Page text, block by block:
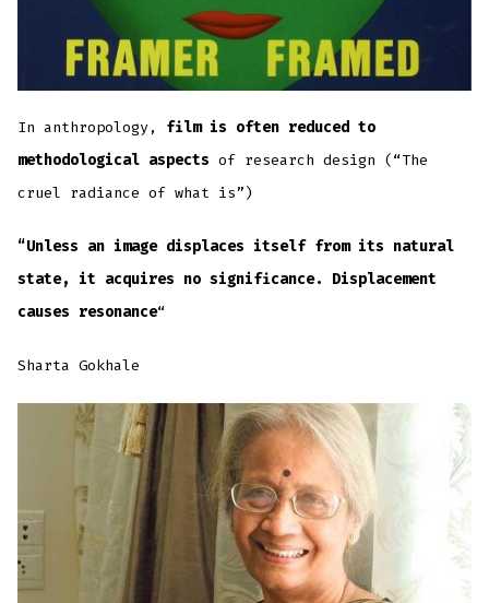
In anthropology,
film is often reduced to
methodological aspects of research design (“The
cruel radiance of what is”)
“Unless an image displaces itself from its natural
state, it acquires no significance. Displacement
causes resonance“
Sharta Gokhale